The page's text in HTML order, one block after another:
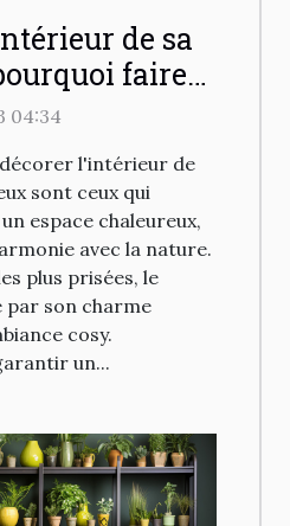
de sa
faire
ingénieur
04:34
l'intérieur de
sont ceux qui
espace chaleureux,
avec la nature.
plus prisées, le
par son charme
cosy.
un...